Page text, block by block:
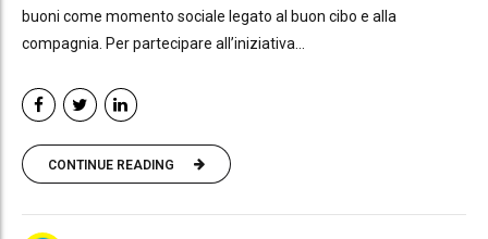
buoni come momento sociale legato al buon cibo e alla
compagnia. Per partecipare all’iniziativa...
CONTINUE READING